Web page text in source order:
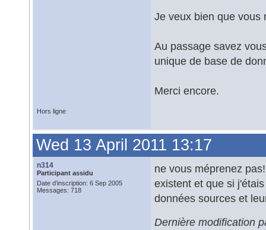
Je veux bien que vous
Au passage savez
unique de base de
Merci encore.
Hors ligne
Wed 13 April 2011 13:17
n314
Participant assidu
Date d'inscription: 6 Sep 2005
Messages: 718
ne vous méprenez
existent et que si
données sources et
Dernière modification